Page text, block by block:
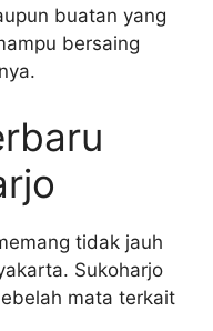
buatan yang
bersaing
tidak jauh
Sukoharjo
mata terkait